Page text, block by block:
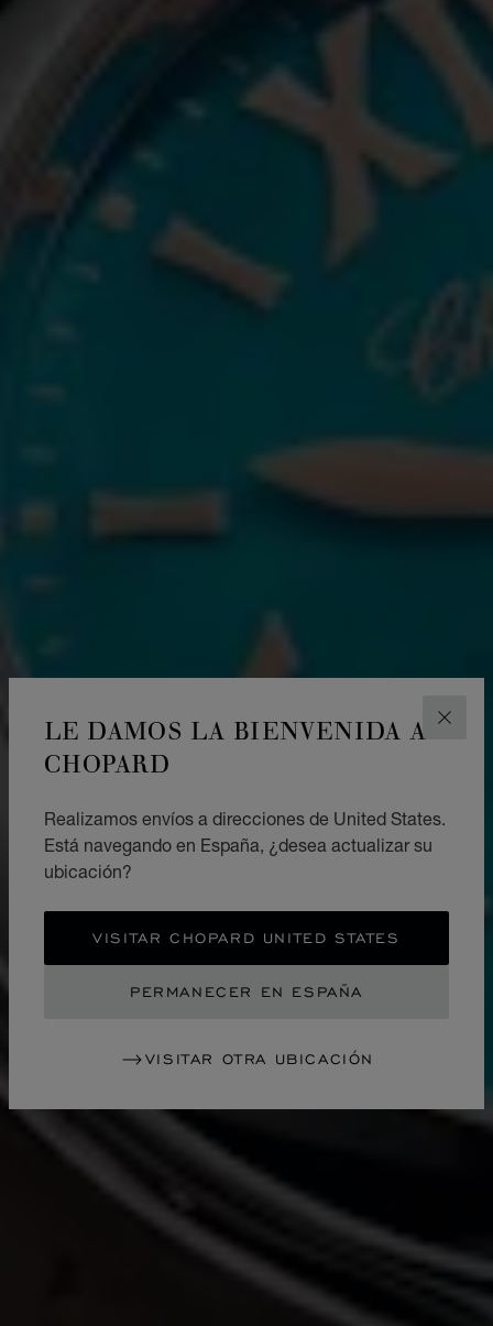
LE DAMOS LA BIENVENIDA A
CHOPARD
Realizamos envíos a direcciones de United States.
Está navegando en España, ¿desea actualizar su
ubicación?
VISITAR CHOPARD UNITED STATES
PERMANECER EN ESPAÑA
VISITAR OTRA UBICACIÓN